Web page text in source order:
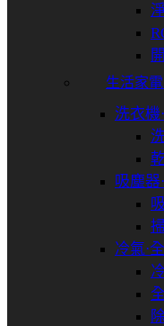
生活家
洗衣機
吸塵器
冷氣⋅